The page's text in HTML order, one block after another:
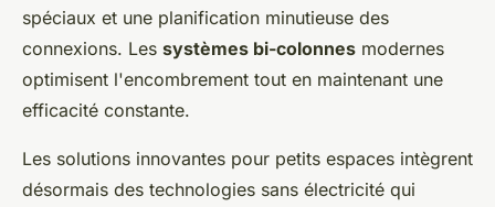
spéciaux et une planification minutieuse des
connexions. Les systèmes bi-colonnes modernes
optimisent l'encombrement tout en maintenant une
efficacité constante.
Les solutions innovantes pour petits espaces intègrent
désormais des technologies sans électricité qui